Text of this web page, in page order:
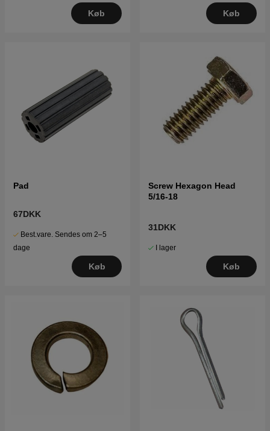
Køb Køb
Pad
67DKK
Best.vare. Sendes om 2–5
dage
Køb
Screw Hexagon Head
5/16-18
31DKK
I lager
Køb